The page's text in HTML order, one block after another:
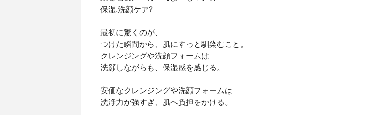
保湿.洗顔ケア?
最初に驚くのが、
つけた瞬間から、肌にすっと馴染むこと。
クレンジングや洗顔フォームは
洗顔しながらも、保湿感を感じる。
安価なクレンジングや洗顔フォームは
洗浄力が強すぎ、肌へ負担をかける。